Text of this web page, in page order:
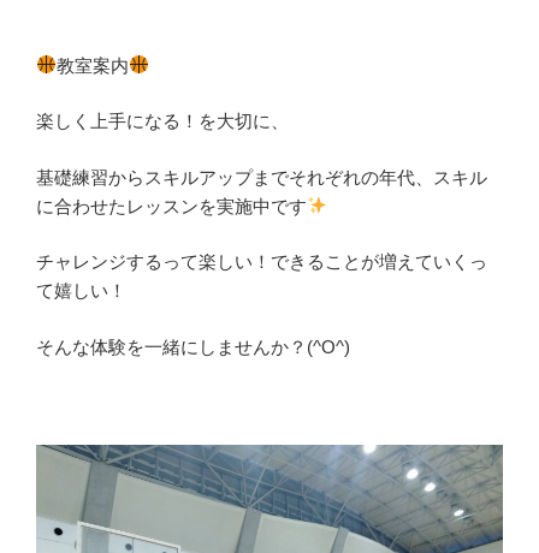
教室案内
楽しく上手になる！を大切に、
基礎練習からスキルアップまでそれぞれの年代、スキル
に合わせたレッスンを実施中です
チャレンジするって楽しい！できることが増えていくっ
て嬉しい！
そんな体験を一緒にしませんか？(^O^)